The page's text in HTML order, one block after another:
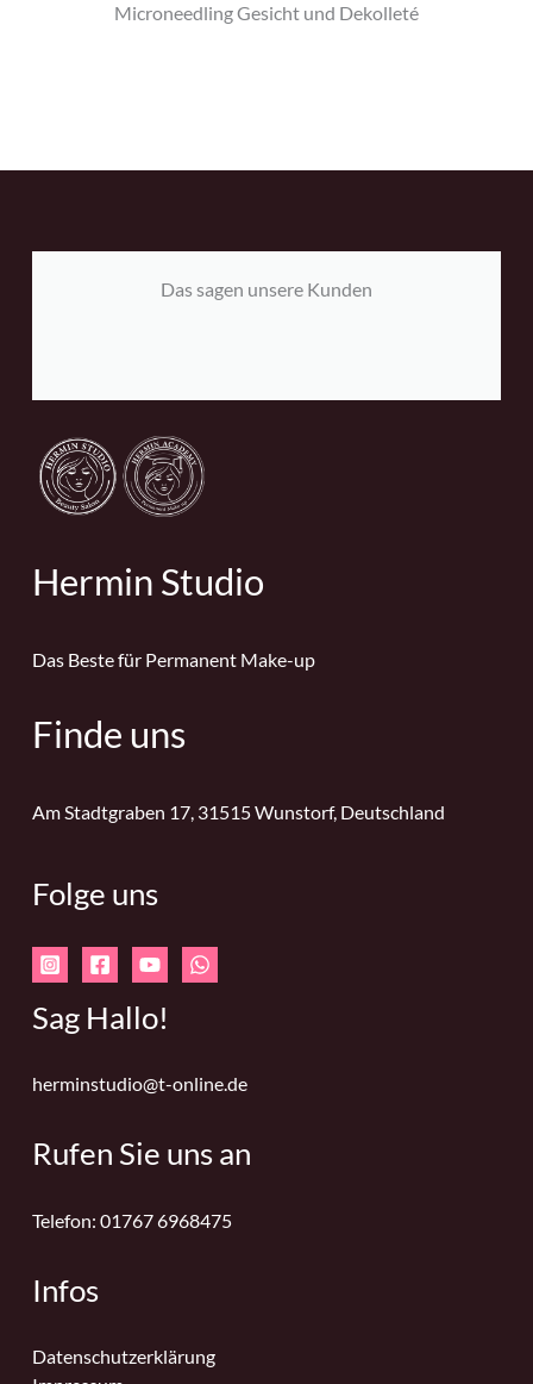
Microneedling Gesicht und Dekolleté
Das sagen unsere Kunden
Hermin Studio
Das Beste für Permanent Make-up
Finde uns
Am Stadtgraben 17, 31515 Wunstorf, Deutschland
Folge uns
Sag Hallo!
herminstudio@t-online.de
Rufen Sie uns an
Telefon: 01767 6968475
Infos
Datenschutzerklärung